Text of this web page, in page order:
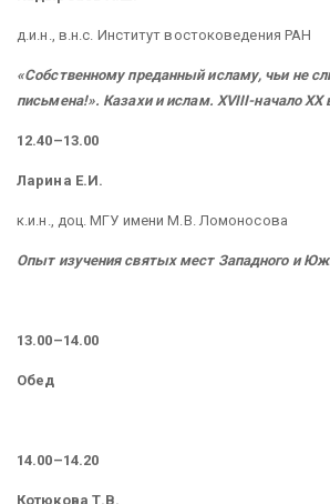
д.и.н., в.н.с. Институт востоковедения РАН
«Собственному преданный исламу, чьи не
письмена!». Казахи и ислам. XVIII-начало XX
12.40–13.00
Ларина Е.И.
к.и.н., доц. МГУ имени М.В. Ломоносова
Опыт изучения святых мест Западного и
13.00–14.00
Обед
14.00–14.20
Котюкова Т.В.